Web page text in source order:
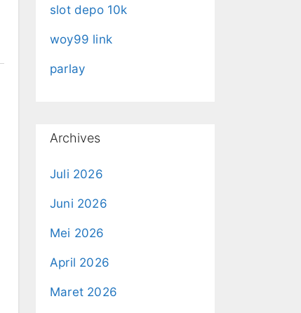
slot depo 10k
woy99 link
parlay
Archives
Juli 2026
Juni 2026
Mei 2026
April 2026
Maret 2026